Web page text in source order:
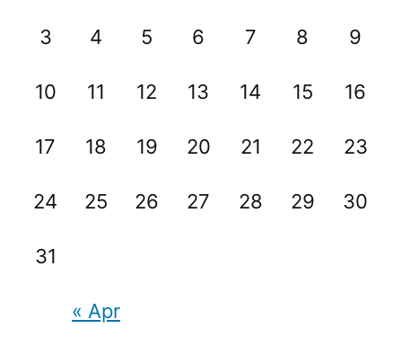
« Apr
3 4 5 6 7 8 9
10 11 12 13 14 15 16
17 18 19 20 21 22 23
24 25 26 27 28 29 30
31